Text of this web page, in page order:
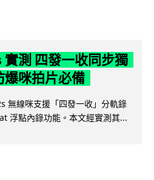
測 四發一收同步獨
咪拍片必備
無線咪支援「四發一收」分軌錄
浮點內錄功能。本文經實測其...